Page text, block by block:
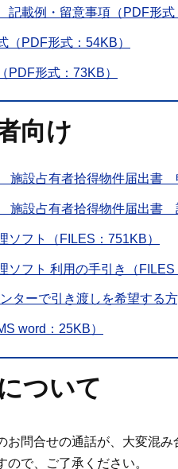
載例・留意事項（PDF形式
PDF形式：54KB）
形式：73KB）
向け
施設占有者拾得物件届出書
施設占有者拾得物件届出書
ソフト（FILES：751KB）
ソフト 利用の手引き（FILES
ターで引き渡しを希望する
word：25KB）
ついて
お問合せの通話が、大変混
ので、ご了承ください。